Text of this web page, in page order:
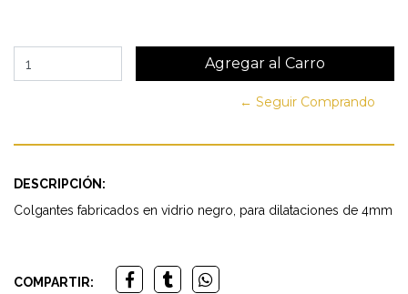
← Seguir Comprando
DESCRIPCIÓN:
Colgantes fabricados en vidrio negro, para dilataciones de 4mm
COMPARTIR: